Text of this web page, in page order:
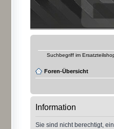
Suchbegriff im
Foren-Übersicht
Information
Sie sind nicht berechtigt,